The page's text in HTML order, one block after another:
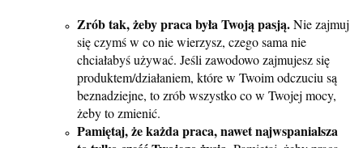
Zrób tak, żeby praca była Twoją pasją.Nie zajmuj
się czymś w co nie wierzysz, czego sama nie
chciałabyś używać. Jeśli zawodowo zajmujesz się
produktem/działaniem, które w Twoim odczuciu są
beznadziejne, to zrób wszystko co w Twojej mocy,
żeby to zmienić.
Pamiętaj, że każda praca, nawet najwspanialsza